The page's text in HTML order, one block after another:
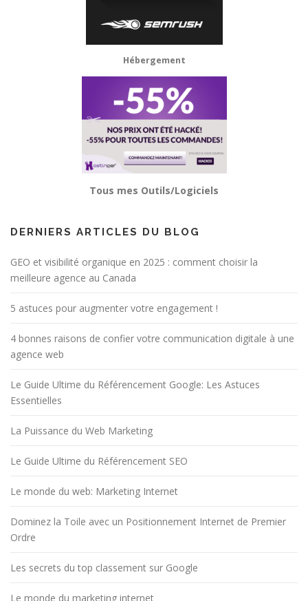
Hébergement
Tous mes Outils/Logiciels
DERNIERS ARTICLES DU BLOG
GEO et visibilité organique en 2025 : comment choisir la
meilleure agence au Canada
5 astuces pour augmenter votre engagement !
4 bonnes raisons de confier votre communication digitale à une
agence web
Le Guide Ultime du Référencement Google: Les Astuces
Essentielles
La Puissance du Web Marketing
Le Guide Ultime du Référencement SEO
Le monde du web: Marketing Internet
Dominez la Toile avec un Positionnement Internet de Premier
Ordre
Les secrets du top classement sur Google
Le monde du marketing internet